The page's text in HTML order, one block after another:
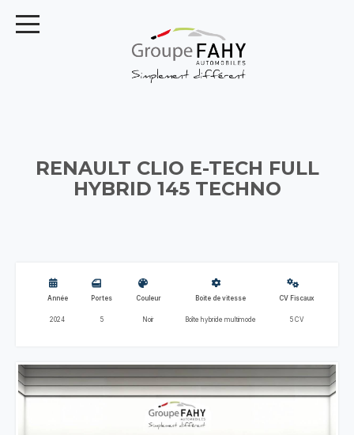
RENAULT CLIO E-TECH FULL
HYBRID 145 TECHNO
Année
2024
Portes
5
Couleur
Noir
Boite de vitesse
Boîte hybride multimode
CV Fiscaux
5 CV